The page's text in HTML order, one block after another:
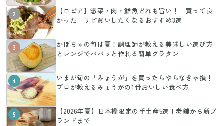
2
【ロピア】惣菜・肉・鮮魚どれも旨い！「買って良
かった」リピ買いしたくなるおすすめ3選
3
かぼちゃの旬は夏！調理師が教える美味しい選び方
とレンジでパパッと作れる簡単グラタン
4
いまが旬の「みょうが」を買ったらやらなきゃ損！
プロが教えるみょうがの1番おいしい食べ方
5
【2026年夏】日本橋限定の手土産5選！老舗から新ブ
ランドまで